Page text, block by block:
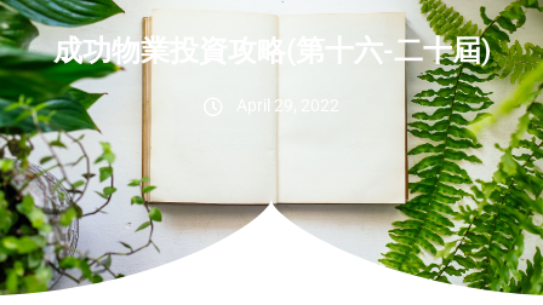
成功物業投資攻略(第十六-二十屆)
April 29, 2022